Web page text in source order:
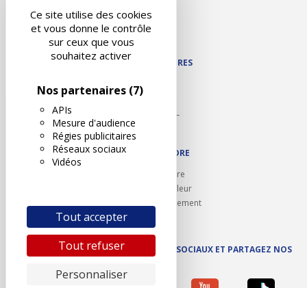
Ce site utilise des cookies
et vous donne le contrôle
sur ceux que vous
souhaitez activer
Nos partenaires (7)
APIs
Mesure d'audience
Régies publicitaires
Réseaux sociaux
Vidéos
Tout accepter
Tout refuser
Personnaliser
Contact
NOS PARTENAIRES
Autodidact
Karoil
Autovision PL
Motovision
NOUS REJOINDRE
Ouvrir un centre
Devenez contrôleur
Carrières et recrutement
SUIVEZ AUTOVISION SUR LES RÉSEAUX SOCIAUX ET PARTAGEZ NOS